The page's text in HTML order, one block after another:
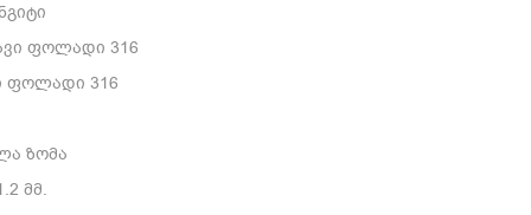
ფოლადი 316
ფოლადი 316
ზომა
მმ.